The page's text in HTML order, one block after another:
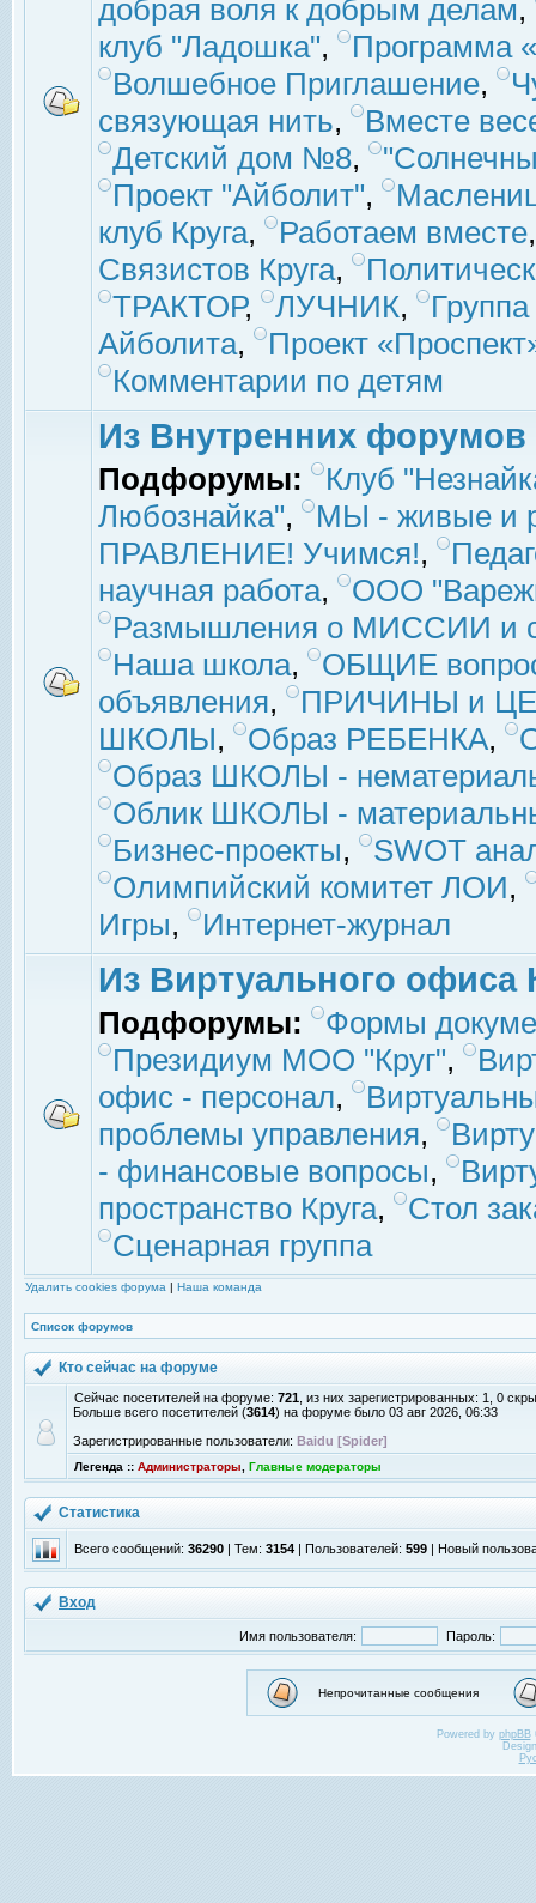
добрая воля к добрым делам,
клуб "Ладошка",
Программа
Волшебное Приглашение,
связующая нить,
Вместе
Детский дом №8,
Проект "Айболит",
клуб Круга, Работаем вместе
Связистов Круга,
ТРАКТОР, ЛУЧНИК,
Айболита,
Проект
Комментарии по детям
Из Внутренних форумов
Подфорумы:
Клуб
Любознайка",
МЫ - живые и
ПРАВЛЕНИЕ! Учимся!,
научная работа,
ООО
Размышления о МИССИИ и
Наша школа,
ОБЩИЕ
объявления,
ПРИЧИНЫ и
ШКОЛЫ, Образ РЕБЕНКА,
Образ ШКОЛЫ -
Облик ШКОЛЫ -
Бизнес-проекты,
SWOT
Олимпийский комитет ЛОИ,
Игры, Интернет-журнал
Из Виртуального офиса
Подфорумы:
Формы
Президиум МОО "Круг",
офис - персонал,
проблемы управления,
- финансовые вопросы,
пространство Круга,
Стол
Сценарная группа
Удалить cookies форума | Наша команда
Список форумов
Кто сейчас на форуме
Сейчас посетителей на форуме: 721 , из них зарегистрированных: 1, 0
Больше всего посетителей (3614) на форуме было 03 авг 2026, 06:33
Зарегистрированные пользователи: Baidu [Spider]
Легенда :: Администраторы Главные модераторы
Статистика
Всего сообщений: 36290 | Тем: 3154 | Пользователей: 599 | Новый
Вход
Имя пользователя: Пароль:
Непрочитанные сообщения
Powered by phpBB